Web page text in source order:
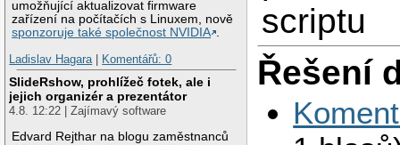
umožňující aktualizovat firmware
zařízení na počítačích s Linuxem, nově
sponzoruje také společnost NVIDIA .
Ladislav Hagara | Komentářů: 0
SlideRshow, prohlížeč fotek, ale i
jejich organizér a prezentátor
4.8. 12:22 | Zajímavý software
Edvard Rejthar na blogu zaměstnanců
scriptu
Řešení